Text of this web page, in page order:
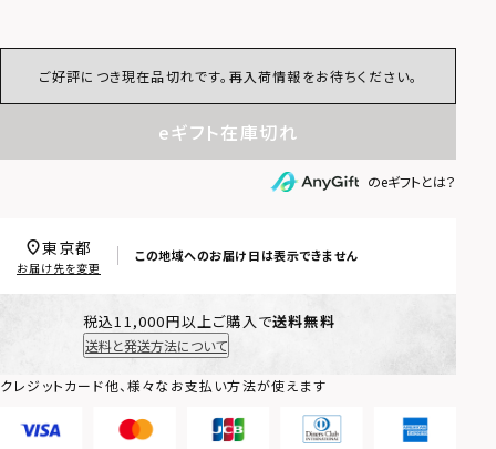
ご好評につき現在品切れです。再入荷情報をお待ちください。
eギフト在庫切れ
のeギフトとは？
この地域へのお届け日は表示できません
東京都
お届け先を変更
税込11,000円以上ご購入で送料無料
送料と発送方法について
クレジットカード他、様々なお支払い方法が使えます